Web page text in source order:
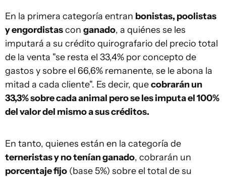
En la primera categoría entran bonistas, poolistas
y engordistascon ganado, a quiénes se les
imputará a su crédito quirografario del precio total
de la venta "se resta el 33,4% por concepto de
gastos y sobre el 66,6% remanente, se le abona la
mitad a cada cliente". Es decir, quecobrarán un
33,3% sobre cada animal pero se les imputa el 100%
del valor del mismo a sus créditos.
En tanto, quienes están en la categoría de
terneristas y no tenían ganado, cobrarán un
porcentaje fijo (base 5%) sobre el total de su